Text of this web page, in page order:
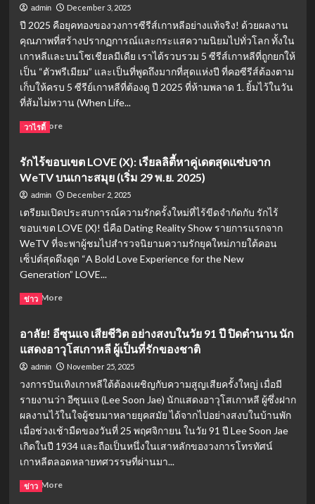
รีส์
แห่ง
ปีบน
Prime
Video
เพื่อ
(Sniper
Butterfly):
ซี
รีส์
จีน
แมน
ติ
า
กับ
การ
ซ้อน
ของ
ความ
ปรารถนา
admin December 3, 2025
ปี 2025 คือยุคทองของวงการซีรีส์เกาหลีอย่างแท้จริง! ด้วยผลงาน
คุณภาพที่สร้างปรากฏการณ์และกระแสความนิยมไปทั่วโลก ทั้งใน
เกาหลีและบนโซเชียลมีเดีย เราได้รวบรวม 5 ซีรีส์เกาหลีที่ถูกยกให้
เป็น “ตัวพรีเมียม” และเป็นที่พูดถึงมากที่สุดแห่งปี ที่คอซีรีส์ต้องตาม
เก็บให้ครบ 5 ซีรีย์เกาหลีที่ต้องดู ปี 2025 ที่ห้ามพลาด 1. ยิ้มไว้ในวัน
ที่ส้มไม่หวาน (When Life...
Read MoreRead
5
ซี
รีส์
แห่ง
ปี
2025
ที่
คุณ
ไม่
ยืน
หนึ่ง
–
กระแส
Dear
X
แรง
ทั่ว
โลก
วาไรตี้
รักไร้ขอบเขต LOVE (X): เรียลลิตี้หาคู่เดตสุดแซ่บจาก
WeTV บนเกาะสมุย (เริ่ม 29 พ.ย. 2025)
admin December 2, 2025
เตรียมเปิดประสบการณ์ความรักครั้งใหม่ที่ไร้ขีดจำกัดกับ รักไร้
ขอบเขต LOVE (X)! นี่คือ Dating Reality Show รายการแรกจาก
WeTV ที่จะพาผู้ชมไปสำรวจนิยามความรักยุคใหม่ภายใต้คอน
เซ็ปต์สุดดึงดูด “A Bold Love Experience for the New
Generation” LOVE...
Read MoreRead
รัก
ไร้
ขอบเขต
(X):
เรียลลิตี้
หา
คู่
เดต
บจาก
ข่าว
อาลัย! อีซุนแจ เสียชีวิต อย่างสงบในวัย 91 ปี ปิดตำนาน นัก
แสดงอาวุโสเกาหลี ผู้เป็นที่รักของชาติ
admin November 25, 2025
วงการบันเทิงเกาหลีใต้ต้องเผชิญกับความสูญเสียครั้งใหญ่ เมื่อมี
รายงานว่า อีซุนแจ (Lee Soon Jae) นักแสดงอาวุโสเกาหลี ผู้ซึ่งฝาก
ผลงานไว้ในใจผู้ชมมาหลายยุคสมัย ได้จากไปอย่างสงบในบ้านพัก
เมื่อช่วงเช้ามืดของวันที่ 25 พฤศจิกายน ในวัย 91 ปี Lee Soon Jae
เกิดในปี 1934 และถือเป็นหนึ่งในเสาหลักของวงการโทรทัศน์
เกาหลีตลอดหลายทศวรรษที่ผ่านมา...
Read MoreRead
ข่าว